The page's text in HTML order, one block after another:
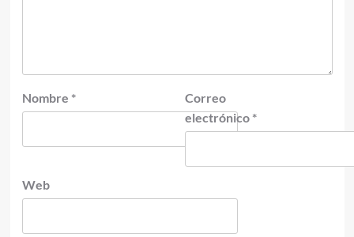
Nombre *
Correo
electrónico *
Web